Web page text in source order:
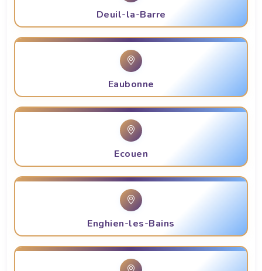
Deuil-la-Barre
Eaubonne
Ecouen
Enghien-les-Bains